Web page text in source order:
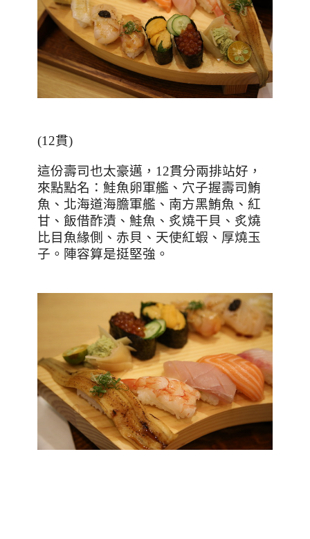
(12貫)
這份壽司也太豪邁， 12貫分兩排站好，
來點點名：鮭魚卵軍艦、穴子握壽司鮪
魚、北海道海膽軍艦、南方黑鮪魚、紅
甘、飯借酢漬、鮭魚、炙燒干貝、炙燒
比目魚緣側、赤貝、天使紅蝦、厚燒玉
子。陣容算是挺堅強。